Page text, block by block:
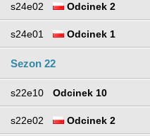
s24e02 Odcinek 2
s24e01 Odcinek 1
Sezon 22
s22e10 Odcinek 10
s22e02 Odcinek 2